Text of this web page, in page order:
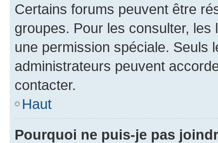
Certains forums peuvent être
groupes. Pour les consulter,
une permission spéciale. Seuls
administrateurs peuvent
contacter.
Haut
Pourquoi ne puis-je pas